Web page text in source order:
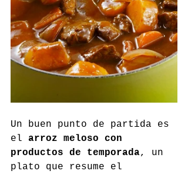
Un buen punto de partida es
el arroz meloso con
productos de temporada, un
plato que resume el